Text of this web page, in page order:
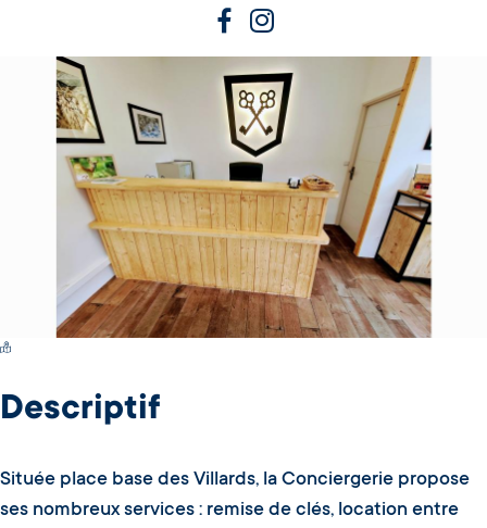
Switch Carte/Photos
Descriptif
Située place base des Villards, la Conciergerie propose
ses nombreux services : remise de clés, location entre